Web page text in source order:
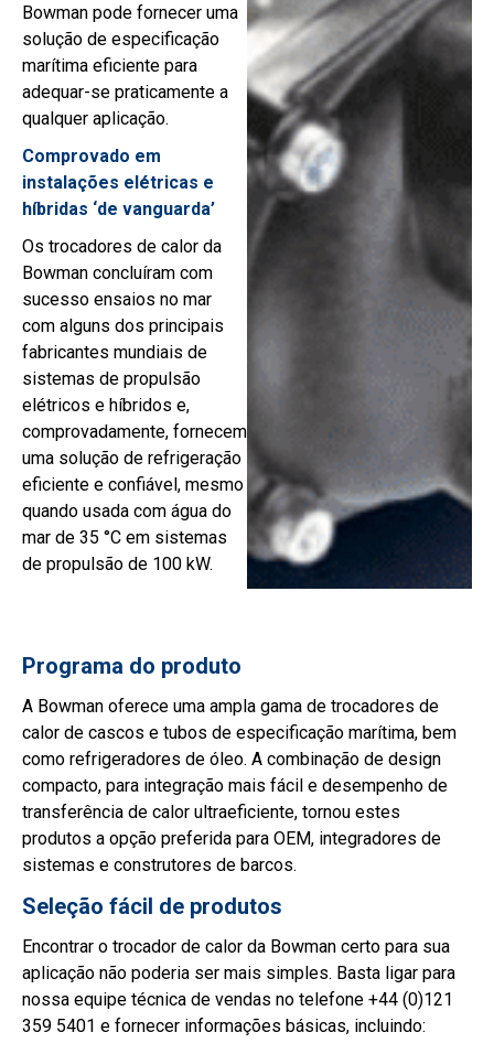
Bowman pode fornecer uma
solução de especificação
marítima eficiente para
adequar-se praticamente a
qualquer aplicação.
Comprovado em
instalações elétricas e
híbridas ‘de vanguarda’
Os trocadores de calor da
Bowman concluíram com
sucesso ensaios no mar
com alguns dos principais
fabricantes mundiais de
sistemas de propulsão
elétricos e híbridos e,
comprovadamente, fornecem
uma solução de refrigeração
eficiente e confiável, mesmo
quando usada com água do
mar de 35 °C em sistemas
de propulsão de 100 kW.
Programa do produto
A Bowman oferece uma ampla gama de trocadores de
calor de cascos e tubos de especificação marítima, bem
como refrigeradores de óleo. A combinação de design
compacto, para integração mais fácil e desempenho de
transferência de calor ultraeficiente, tornou estes
produtos a opção preferida para OEM, integradores de
sistemas e construtores de barcos.
Seleção fácil de produtos
Encontrar o trocador de calor da Bowman certo para sua
aplicação não poderia ser mais simples. Basta ligar para
nossa equipe técnica de vendas no telefone +44 (0)121
359 5401 e fornecer informações básicas, incluindo: